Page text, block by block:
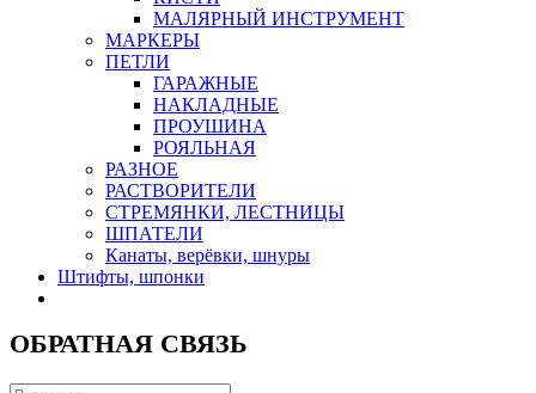
МАЛЯРНЫЙ ИНСТРУМЕНТ
МАРКЕРЫ
ПЕТЛИ
ГАРАЖНЫЕ
НАКЛАДНЫЕ
ПРОУШИНА
РОЯЛЬНАЯ
РАЗНОЕ
РАСТВОРИТЕЛИ
СТРЕМЯНКИ, ЛЕСТНИЦЫ
ШПАТЕЛИ
Канаты, верёвки, шнуры
Штифты, шпонки
ОБРАТНАЯ СВЯЗЬ